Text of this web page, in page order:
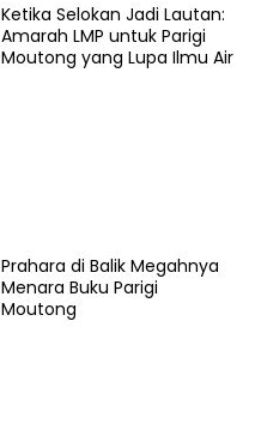
Ketika Selokan Jadi Lautan:
Amarah LMP untuk Parigi
Moutong yang Lupa Ilmu Air
Prahara di Balik Megahnya
Menara Buku Parigi
Moutong